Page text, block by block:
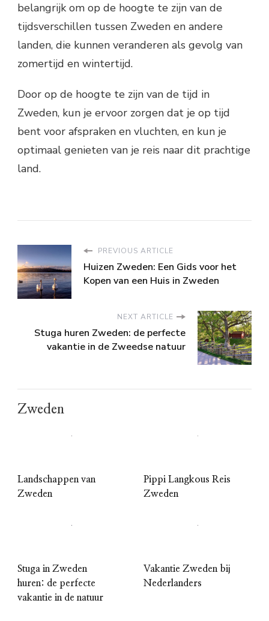
belangrijk om op de hoogte te zijn van de
tijdsverschillen tussen Zweden en andere
landen, die kunnen veranderen als gevolg van
zomertijd en wintertijd.
Door op de hoogte te zijn van de tijd in
Zweden, kun je ervoor zorgen dat je op tijd
bent voor afspraken en vluchten, en kun je
optimaal genieten van je reis naar dit prachtige
land.
PREVIOUS ARTICLE
Huizen Zweden: Een Gids voor het
Kopen van een Huis in Zweden
NEXT ARTICLE
Stuga huren Zweden: de perfecte
vakantie in de Zweedse natuur
Zweden
Landschappen van
Zweden
Pippi Langkous Reis
Zweden
Stuga in Zweden
huren: de perfecte
vakantie in de natuur
Vakantie Zweden bij
Nederlanders